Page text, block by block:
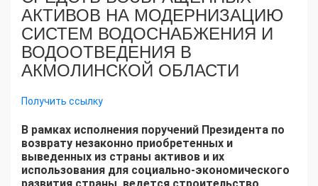
АКТИВОВ НА МОДЕРНИЗАЦИЮ
СИСТЕМ ВОДОСНАБЖЕНИЯ И
ВОДООТВЕДЕНИЯ В
АКМОЛИНСКОЙ ОБЛАСТИ
Получить ссылку
В рамках исполнения поручений Президента по
возврату незаконно приобретенных и
выведенных из страны активов и их
использования для социально-экономического
развития страны, ведется строительство